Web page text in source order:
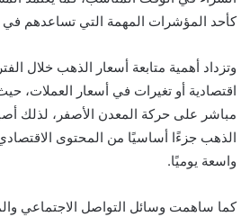
كأحد المؤشرات المهمة التي تساعدهم في
وتزداد أهمية متابعة أسعار الذهب خلال
اقتصادية أو تغيرات في أسعار العملات،
مباشر على حركة المعدن الأصفر، لذلك
الذهب جزءًا أساسيًا من المحتوى
واسعة يوميًا.
كما ساهمت وسائل التواصل الاجتماعي